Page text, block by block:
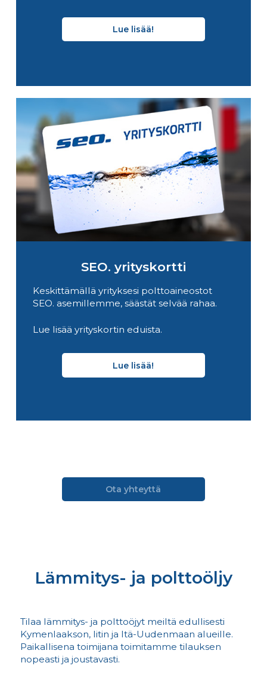
Lue lisää!
SEO. yrityskortti
Keskittämällä yrityksesi polttoaineostot
SEO. asemillemme, säästät selvää rahaa.
Lue lisää yrityskortin eduista.
Lue lisää!
Ota yhteyttä
Lämmitys- ja polttoöljy
Tilaa lämmitys- ja polttoöjyt meiltä edullisesti
Kymenlaakson, Iitin ja Itä-Uudenmaan alueille.
Paikallisena toimijana toimitamme tilauksen
nopeasti ja joustavasti.